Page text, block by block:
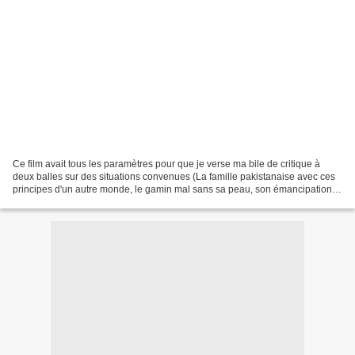
Ce film avait tous les paramètres pour que je verse ma bile de critique à
deux balles sur des situations convenues (La famille pakistanaise avec ces
principes d'un autre monde, le gamin mal sans sa peau, son émancipation